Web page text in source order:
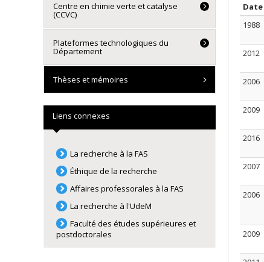
Date
1988
2012
2006
2009
2016
2007
2006
2009
Centre en chimie verte et catalyse
(CCVC)
Plateformes technologiques du
Département
Thèses et mémoires
Liens connexes
La recherche à la FAS
Éthique de la recherche
Affaires professorales à la FAS
La recherche à l'UdeM
Faculté des études supérieures et
postdoctorales